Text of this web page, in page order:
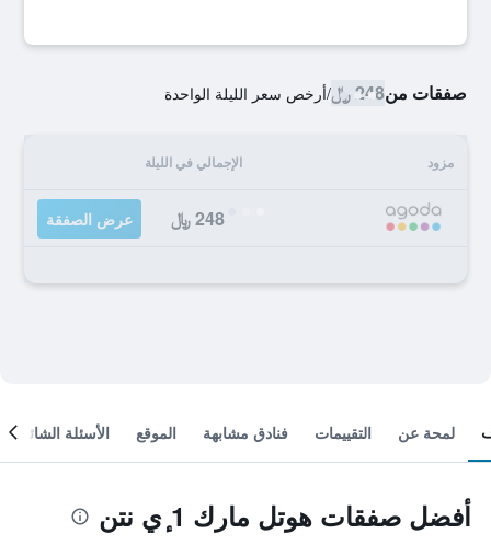
صفقات من248 ﷼ /أرخص سعر الليلة الواحدة
مزود الإجمالي في الليلة
248 ﷼ عرض الصفقة
لمحة عن التقييمات فنادق مشابهة الموقع الأسئلة الشائعة
أفضل صفقات هوتل مارك 1 ٕي نتن